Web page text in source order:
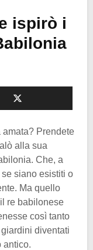
ispirò i
amata? Prendete
alla sua
Che, a
siano esistiti o
Ma quello
re babilonese
così tanto
diventati
antico.